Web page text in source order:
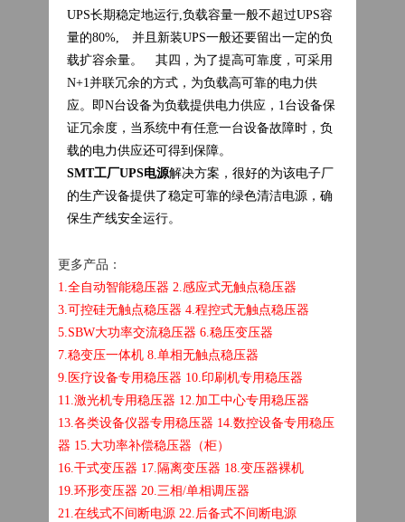
UPS长期稳定地运行,负载容量一般不超过UPS容
量的80%, 并且新装UPS一般还要留出一定的负
载扩容余量。 其四，为了提高可靠度，可采用
N+1并联冗余的方式，为负载高可靠的电力供
应。即N台设备为负载提供电力供应，1台设备保
证冗余度，当系统中有任意一台设备故障时，负
载的电力供应还可得到保障。
SMT工厂UPS电源解决方案，很好的为该电子厂
的生产设备提供了稳定可靠的绿色清洁电源，确
保生产线安全运行。
更多产品：
1.全自动智能稳压器 2.感应式无触点稳压器
3.可控硅无触点稳压器 4.程控式无触点稳压器
5.SBW大功率交流稳压器 6.稳压变压器
7.稳变压一体机 8.单相无触点稳压器
9.医疗设备专用稳压器 10.印刷机专用稳压器
11.激光机专用稳压器 12.加工中心专用稳压器
13.各类设备仪器专用稳压器 14.数控设备专用稳压
器 15.大功率补偿稳压器（柜）
16.干式变压器 17.隔离变压器 18.变压器裸机
19.环形变压器 20.三相/单相调压器
21.在线式不间断电源 22.后备式不间断电源